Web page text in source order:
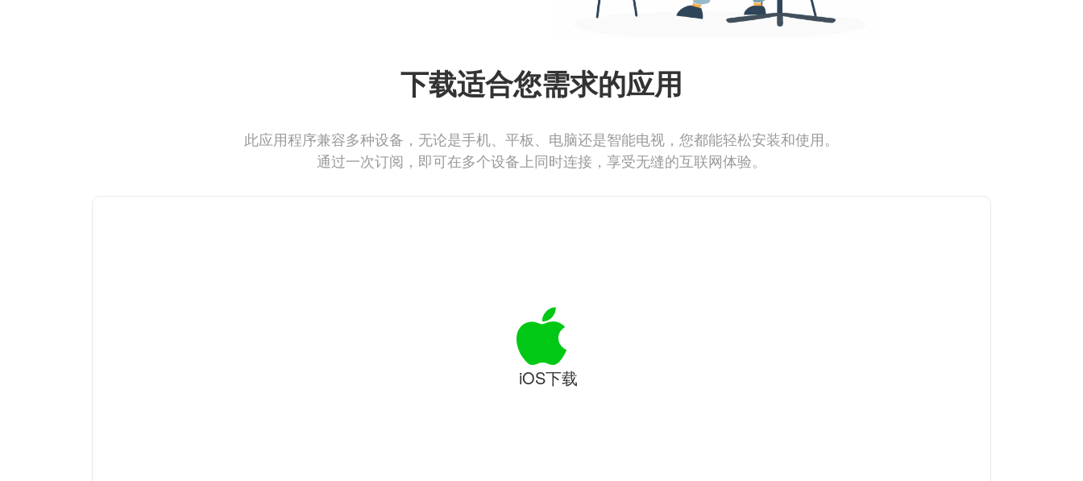
下载适合您需求的应用
此应用程序兼容多种设备，无论是手机、平板、电脑还是智能电视，您都能轻松安装和使用。
通过一次订阅，即可在多个设备上同时连接，享受无缝的互联网体验。
iOS下载